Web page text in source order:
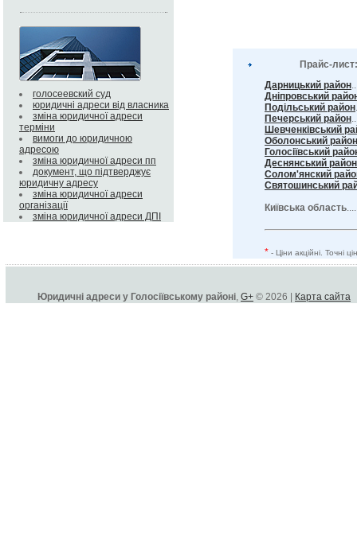
голосеевский суд
юридичні адреси від власника
зміна юридичної адреси
терміни
вимоги до юридичною
адресою
зміна юридичної адреси пп
документ, що підтверджує
юридичну адресу
зміна юридичної адреси
організації
зміна юридичної адреси ДПІ
Прайс-лист:
Дарницький район
Дніпровський
Подільський район
Печерський район
Шевченківський
Оболонський район
Голосіївський
Деснянський район
Солом'янский
Святошинський
Київська область
* - Ціни акційні. Точні
Юридичні адреси у Голосіївському районі, G+ © 2026 | Карта сайта